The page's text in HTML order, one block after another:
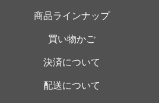
商品ラインナップ
買い物かご
決済について
配送について